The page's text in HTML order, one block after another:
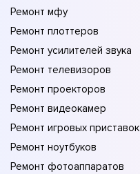
Ремонт мфу
Ремонт плоттеров
Ремонт усилителей звука
Ремонт телевизоров
Ремонт проекторов
Ремонт видеокамер
Ремонт игровых приставок
Ремонт ноутбуков
Ремонт фотоаппаратов